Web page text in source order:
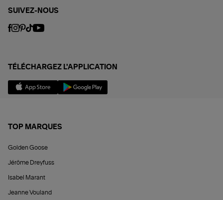
SUIVEZ-NOUS
TÉLÉCHARGEZ L'APPLICATION
TOP MARQUES
Golden Goose
Jérôme Dreyfuss
Isabel Marant
Jeanne Vouland